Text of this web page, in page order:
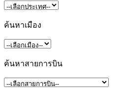
ค้นหาเมือง
ค้นหาสายการบิน